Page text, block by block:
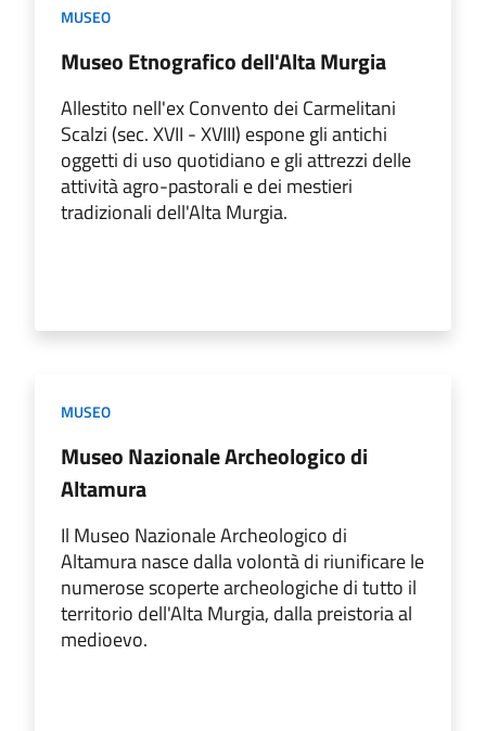
MUSEO
Museo Etnografico dell'Alta Murgia
Allestito nell'ex Convento dei Carmelitani
Scalzi (sec. XVII - XVIII) espone gli antichi
oggetti di uso quotidiano e gli attrezzi delle
attività agro-pastorali e dei mestieri
tradizionali dell'Alta Murgia.
MUSEO
Museo Nazionale Archeologico di
Altamura
Il Museo Nazionale Archeologico di
Altamura nasce dalla volontà di riunificare le
numerose scoperte archeologiche di tutto il
territorio dell'Alta Murgia, dalla preistoria al
medioevo.